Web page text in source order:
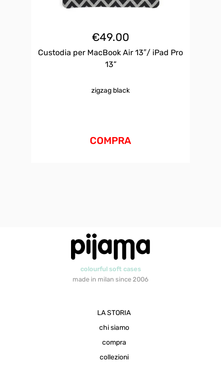
€49.00
Custodia per MacBook Air 13″/ iPad Pro
13”
zigzag black
COMPRA
colourful soft cases
made in milan since 2006
LA STORIA
chi siamo
compra
collezioni